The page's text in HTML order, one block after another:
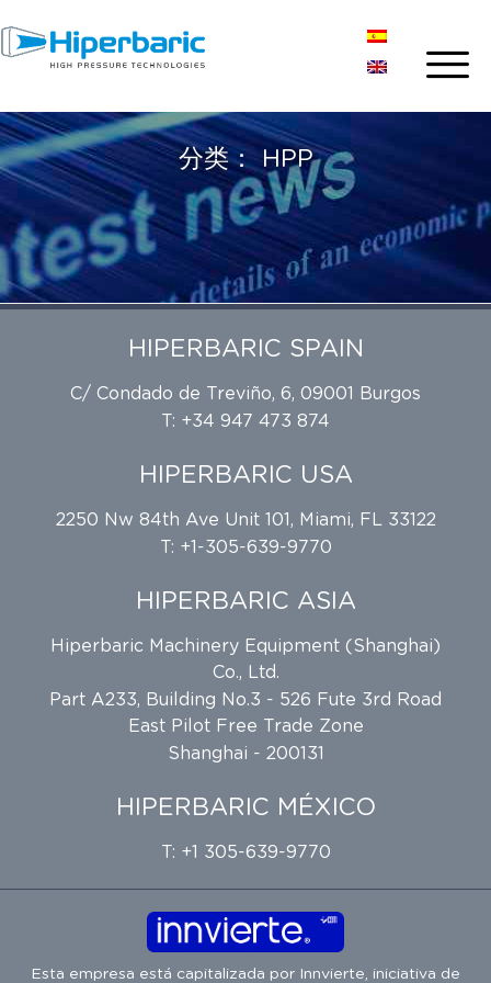
分类： HPP
HIPERBARIC SPAIN
C/ Condado de Treviño, 6, 09001 Burgos
T: +34 947 473 874
HIPERBARIC USA
2250 Nw 84th Ave Unit 101, Miami, FL 33122
T: +1-305-639-9770
HIPERBARIC ASIA
Hiperbaric Machinery Equipment (Shanghai)
Co., Ltd.
Part A233, Building No.3 - 526 Fute 3rd Road
East Pilot Free Trade Zone
Shanghai - 200131
HIPERBARIC MÉXICO
T: +1 305-639-9770
Esta empresa está capitalizada por Innvierte, iniciativa de